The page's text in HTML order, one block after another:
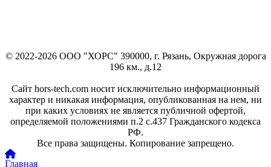
© 2022-2026 ООО "ХОРС" 390000, г. Рязань, Окружная дорога
196 км., д.12
Сайт hors-tech.com носит исключительно информационный
характер и никакая информация, опубликованная на нем, ни
при каких условиях не является публичной офертой,
определяемой положениями п.2 с.437 Гражданского кодекса
РФ.
Все права защищены. Копирование запрещено.
Главная